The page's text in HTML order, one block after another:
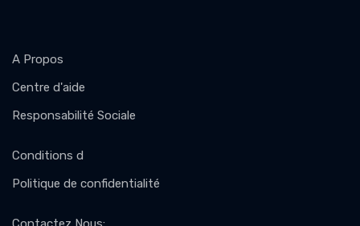
A Propos
Centre d'aide
Responsabilité Sociale
Conditions d
Politique de confidentialité